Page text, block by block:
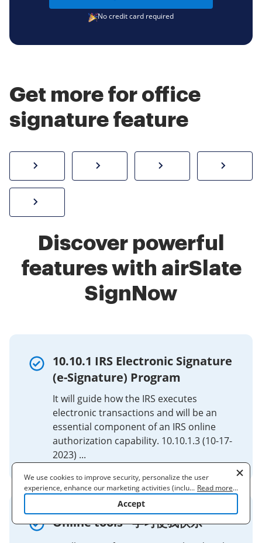
No credit card required
Get more for office
signature feature
How to sign a PDF onlineCreate electronic signature
Send
Discover powerful
features with airSlate
SignNow
10.10.1 IRS Electronic Signature
(e-Signature) Program
It will guide how the IRS executes
electronic transactions and will be an
essential component of an IRS online
authorization capability. 10.10.1.3 (10-17-
2023) ...
Online tools - 学习使我快乐
We use cookies to improve security, personalize the user
experience, enhance our marketing activities (including
cooperating with our 3rd party partners) and for other business
to learn more. By clicking "Accept"
... Read more...
Accept